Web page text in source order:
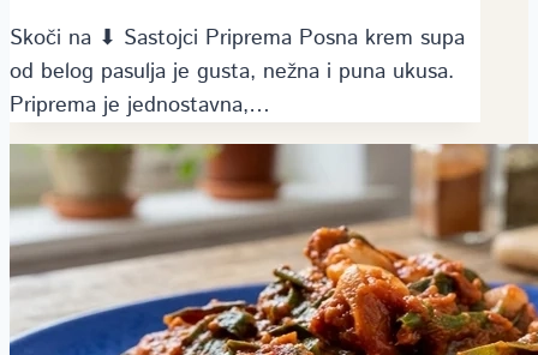
Skoči na ⬇ Sastojci Priprema Posna krem supa
od belog pasulja je gusta, nežna i puna ukusa.
Priprema je jednostavna,…